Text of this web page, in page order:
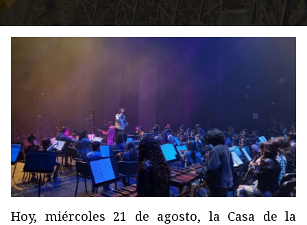
Hoy, miércoles 21 de agosto, la Casa de la